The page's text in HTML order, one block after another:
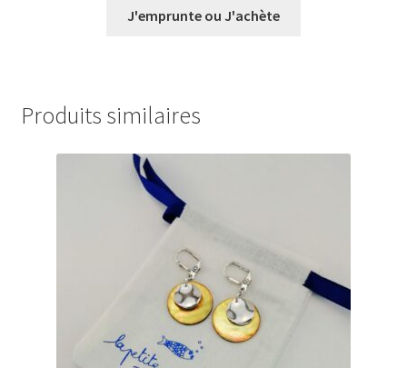
prix :
J'emprunte ou J'achète
Produits similaires